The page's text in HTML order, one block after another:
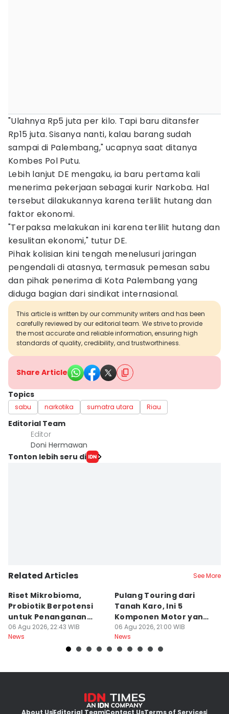
"Ulahnya Rp5 juta per kilo. Tapi baru ditansfer
Rp15 juta. Sisanya nanti, kalau barang sudah
sampai di Palembang," ucapnya saat ditanya
Kombes Pol Putu.
Lebih lanjut DE mengaku, ia baru pertama kali
menerima pekerjaan sebagai kurir Narkoba. Hal
tersebut dilakukannya karena terlilit hutang dan
faktor ekonomi.
"Terpaksa melakukan ini karena terlilit hutang dan
kesulitan ekonomi," tutur DE.
Pihak kolisian kini tengah menelusuri jaringan
pengendali di atasnya, termasuk pemesan sabu
dan pihak penerima di Kota Palembang yang
diduga bagian dari sindikat internasional.
This article is written by our community writers and has been
carefully reviewed by our editorial team. We strive to provide
the most accurate and reliable information, ensuring high
standards of quality, credibility, and trustworthiness.
Share Article
Topics
sabu narkotika sumatra utara Riau
Editorial Team
Editor
Doni Hermawan
Tonton lebih seru di
Related Articles See More
Riset Mikrobioma,
Probiotik Berpotensi
untuk Penanganan
Jerawat
06 Agu 2026, 22:43 WIB
News
Pulang Touring dari
Tanah Karo, Ini 5
Komponen Motor yang
Wajib Dicek
06 Agu 2026, 21:00 WIB
News
About UsEditorial TeamContact UsTerms of Services